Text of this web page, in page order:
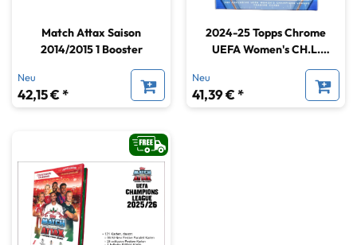
Match Attax Saison
2014/2015 1 Booster
Neu
42,15 € *
2024-25 Topps Chrome
UEFA Women's CH.L.
Neu
41,39 € *